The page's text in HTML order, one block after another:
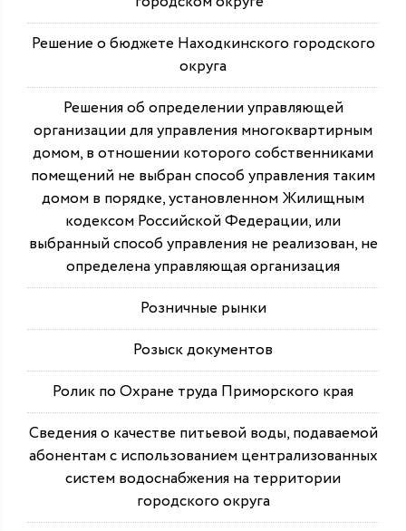
Решение о бюджете Находкинского городского
округа
Решения об определении управляющей
организации для управления многоквартирным
домом, в отношении которого собственниками
помещений не выбран способ управления таким
домом в порядке, установленном Жилищным
кодексом Российской Федерации, или
выбранный способ управления не реализован, не
определена управляющая организация
Розничные рынки
Розыск документов
Ролик по Охране труда Приморского края
Сведения о качестве питьевой воды, подаваемой
абонентам с использованием централизованных
систем водоснабжения на территории
городского округа